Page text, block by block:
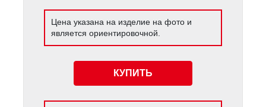
Цена указана на изделие на фото и
является ориентировочной.
КУПИТЬ